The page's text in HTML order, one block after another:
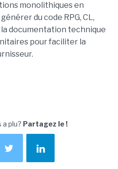
monolithiques en
du code RPG, CL,
la documentation technique
pour faciliter la
plu? Partagez le !